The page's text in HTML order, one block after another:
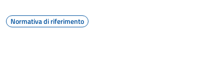
Normativa di riferimento